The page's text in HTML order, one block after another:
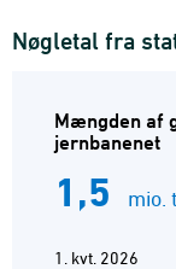
Nøgletal fra
Mængden af
jernbanenet
1,5 mio.
1. kvt. 2026